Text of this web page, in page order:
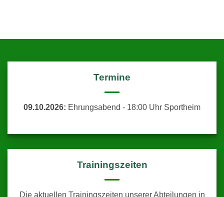
Termine
09.10.2026: Ehrungsabend - 18:00 Uhr Sportheim
Trainingszeiten
Die aktuellen Trainingszeiten unserer Abteilungen in